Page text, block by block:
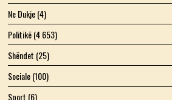
Ne Dukje(4)
Politikë(4 653)
Shëndet (25)
Sociale(100)
Sport (6)